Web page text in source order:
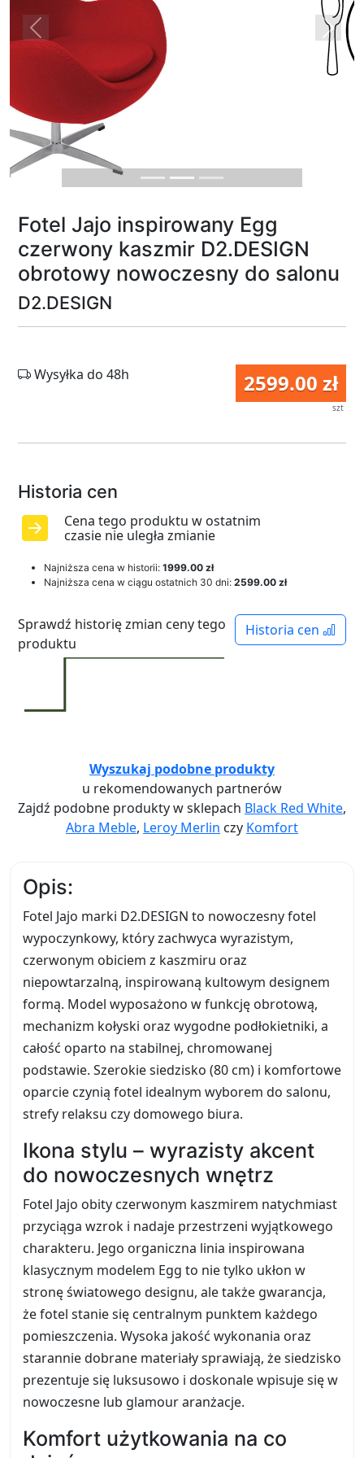
Previous Next
Fotel Jajo inspirowany Egg
czerwony kaszmir D2.DESIGN
obrotowy nowoczesny do salonu
D2.DESIGN
2599.00 zł
szt
Wysyłka do 48h
Historia cen
Cena tego produktu w ostatnim
czasie nie uległa zmianie
Najniższa cena w historii: 1999.00 zł
Najniższa cena w ciągu ostatnich 30 dni: 2599.00 zł
Historia cen
Sprawdź historię zmian ceny tego
produktu
Wyszukaj podobne produkty
u rekomendowanych partnerów
Zajdź podobne produkty w sklepach Black Red White,
Abra Meble, Leroy Merlin czy Komfort
Opis:
Fotel Jajo marki D2.DESIGN to nowoczesny fotel
wypoczynkowy, który zachwyca wyrazistym,
czerwonym obiciem z kaszmiru oraz
niepowtarzalną, inspirowaną kultowym designem
formą. Model wyposażono w funkcję obrotową,
mechanizm kołyski oraz wygodne podłokietniki, a
całość oparto na stabilnej, chromowanej
podstawie. Szerokie siedzisko (80 cm) i komfortowe
oparcie czynią fotel idealnym wyborem do salonu,
strefy relaksu czy domowego biura.
Ikona stylu – wyrazisty akcent
do nowoczesnych wnętrz
Fotel Jajo obity czerwonym kaszmirem natychmiast
przyciąga wzrok i nadaje przestrzeni wyjątkowego
charakteru. Jego organiczna linia inspirowana
klasycznym modelem Egg to nie tylko ukłon w
stronę światowego designu, ale także gwarancja,
że fotel stanie się centralnym punktem każdego
pomieszczenia. Wysoka jakość wykonania oraz
starannie dobrane materiały sprawiają, że siedzisko
prezentuje się luksusowo i doskonale wpisuje się w
nowoczesne lub glamour aranżacje.
Komfort użytkowania na co